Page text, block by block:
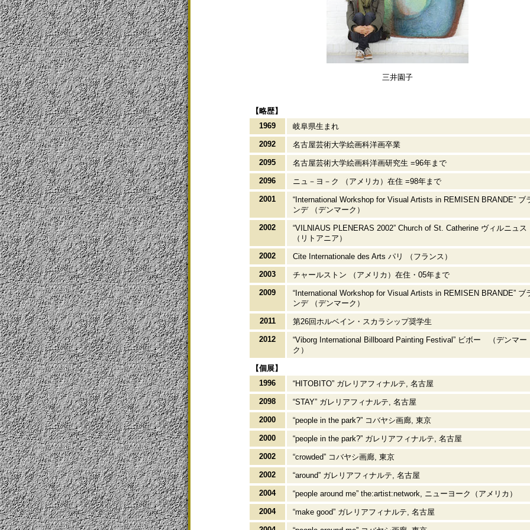
三井園子
【略歴】
1969
岐阜県生まれ
2092
名古屋芸術大学絵画科洋画卒業
2095
名古屋芸術大学絵画科洋画研究生 =96年まで
2096
ニュ－ヨ－ク （アメリカ）在住 =98年まで
2001
“International Workshop for Visual Artists in REMISEN BRANDE” ブ
ンデ （デンマーク）
2002
“VILNIAUS PLENERAS 2002” Church of St. Catherine ヴィルニュス
（リトアニア）
2002
Cite Internationale des Arts パリ （フランス）
2003
チャールストン （アメリカ）在住・05年まで
2009
“International Workshop for Visual Artists in REMISEN BRANDE” ブ
ンデ （デンマーク）
2011
第26回ホルベイン・スカラシップ奨学生
2012
“Viborg International Billboard Painting Festival” ビボー （デンマー
ク）
【個展】
1996
“HITOBITO” ガレリアフィナルテ, 名古屋
2098
“STAY” ガレリアフィナルテ, 名古屋
2000
“people in the park?” コバヤシ画廊, 東京
2000
“people in the park?” ガレリアフィナルテ, 名古屋
2002
“crowded” コバヤシ画廊, 東京
2002
“around” ガレリアフィナルテ, 名古屋
2004
“people around me” the:artist:network, ニューヨーク（アメリカ）
2004
“make good” ガレリアフィナルテ, 名古屋